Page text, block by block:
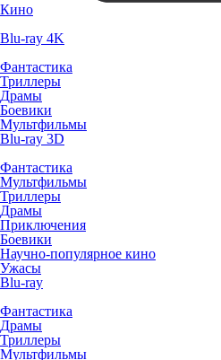
Кино
Blu-ray 4K
Фантастика
Триллеры
Драмы
Боевики
Мультфильмы
Blu-ray 3D
Фантастика
Мультфильмы
Триллеры
Драмы
Приключения
Боевики
Научно-популярное кино
Ужасы
Blu-ray
Фантастика
Драмы
Триллеры
Мультфильмы